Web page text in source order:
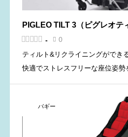
PIGLEO TILT 3（ピグレオテ
   -  0
ティルト&リクライニングができ
快適でストレスフリーな座位姿
リクライニングバギー。 補装具
がございます。詳細についてはお
合せ […]
バギー